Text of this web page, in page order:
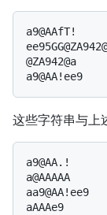
a9@AAfT!
@ZA942@a
这些字符串与上
a9@AA.!
a@AAAAA
aa9@AA!ee9